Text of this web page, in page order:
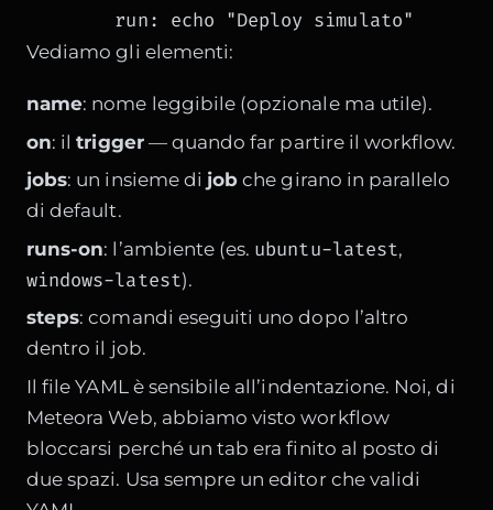
        run: echo "Deploy simulato"
Vediamo gli elementi:
name: nome leggibile (opzionale ma utile).
on: iltrigger— quando far partire il workflow.
jobs: un insieme di job che girano in parallelo
di default.
runs-on: l’ambiente (es. ubuntu-latest,
windows-latest).
steps: comandi eseguiti uno dopo l’altro
dentro il job.
Il file YAML è sensibile all’indentazione. Noi, di
Meteora Web, abbiamo visto workflow
bloccarsi perché un tab era finito al posto di
due spazi. Usa sempre un editor che validi